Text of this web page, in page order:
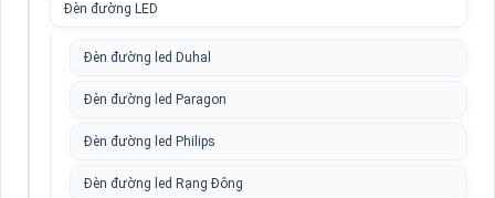
Đèn đường LED
Đèn đường led Duhal
Đèn đường led Paragon
Đèn đường led Philips
Đèn đường led Rạng Đông